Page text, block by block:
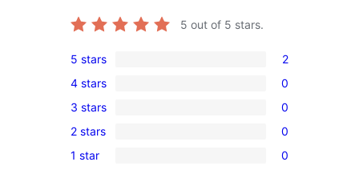
5 out of 5 stars.
2
5-
star
reviews
5 stars 2
0
4-
star
reviews
4 stars 0
0
3-
star
3 stars 0
0
2-
2 stars 0
0
1 star 0